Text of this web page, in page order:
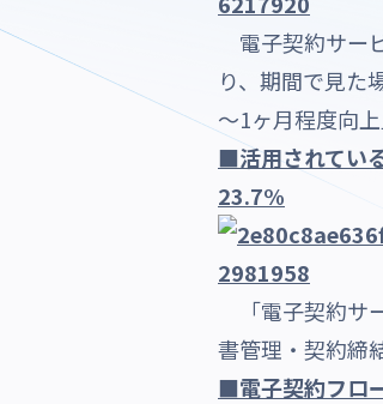
電子契約サー
り、期間で見た
～1ヶ月程度向
■活用されてい
23.7%
「電子契約サ
書管理・契約締
■電子契約フロ